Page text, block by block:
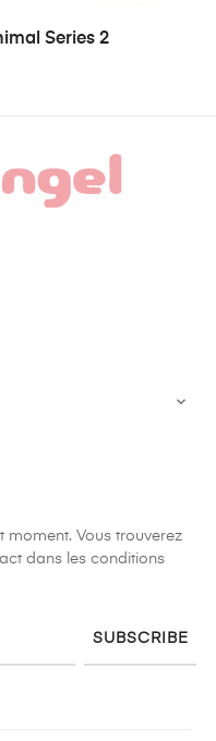
Series 2

moment. Vous trouverez
dans les conditions
SUBSCRIBE